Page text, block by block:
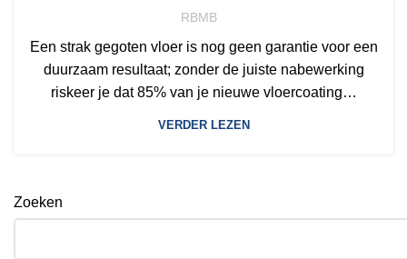
RBMB
Een strak gegoten vloer is nog geen garantie voor een
duurzaam resultaat; zonder de juiste nabewerking
riskeer je dat 85% van je nieuwe vloercoating…
VERDER LEZEN
Zoeken